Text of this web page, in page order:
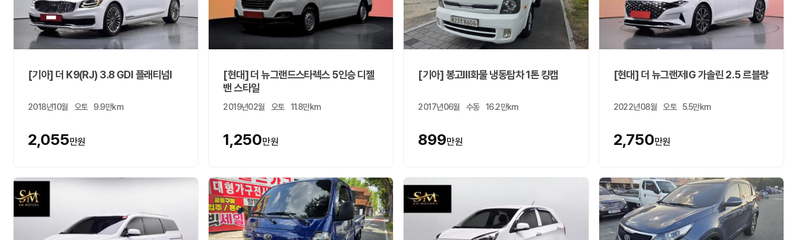
[기아] 더 K9(RJ) 3.8 GDI 플래티넘Ⅰ
2018년10월 오토 9.9만km
2,055만원
[현대] 더 뉴그랜드스타렉스 5인승 디젤
밴 스타일
2019년02월 오토 11.8만km
1,250만원
[기아] 봉고Ⅲ화물 냉동탑차 1톤 킹캡
2017년06월 수동 16.2만km
899만원
[현대] 더 뉴그랜저IG 가솔린 2.5 르블랑
2022년08월 오토 5.5만km
2,750만원